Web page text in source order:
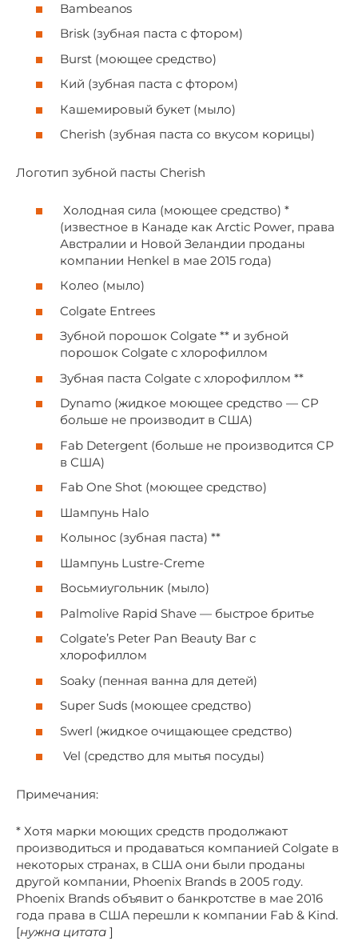
Bambeanos
Brisk (зубная паста с фтором)
Burst (моющее средство)
Кий (зубная паста с фтором)
Кашемировый букет (мыло)
Cherish (зубная паста со вкусом корицы)
Логотип зубной пасты Cherish
Холодная сила (моющее средство) *
(известное в Канаде как Arctic Power, права
Австралии и Новой Зеландии проданы
компании Henkel в мае 2015 года)
Колео (мыло)
Colgate Entrees
Зубной порошок Colgate ** и зубной
порошок Colgate с хлорофиллом
Зубная паста Colgate с хлорофиллом **
Dynamo (жидкое моющее средство — CP
больше не производит в США)
Fab Detergent (больше не производится CP
в США)
Fab One Shot (моющее средство)
Шампунь Halo
Колынос (зубная паста) **
Шампунь Lustre-Creme
Восьмиугольник (мыло)
Palmolive Rapid Shave — быстрое бритье
Colgate’s Peter Pan Beauty Bar с
хлорофиллом
Soaky (пенная ванна для детей)
Super Suds (моющее средство)
Swerl (жидкое очищающее средство)
Vel (средство для мытья посуды)
Примечания:
* Хотя марки моющих средств продолжают
производиться и продаваться компанией Colgate в
некоторых странах, в США они были проданы
другой компании, Phoenix Brands в 2005 году.
Phoenix Brands объявит о банкротстве в мае 2016
года права в США перешли к компании Fab & Kind.
[нужна цитата ]